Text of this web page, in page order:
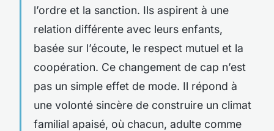
l’ordre et la sanction. Ils aspirent à une
relation différente avec leurs enfants,
basée sur l’écoute, le respect mutuel et la
coopération. Ce changement de cap n’est
pas un simple effet de mode. Il répond à
une volonté sincère de construire un climat
familial apaisé, où chacun, adulte comme